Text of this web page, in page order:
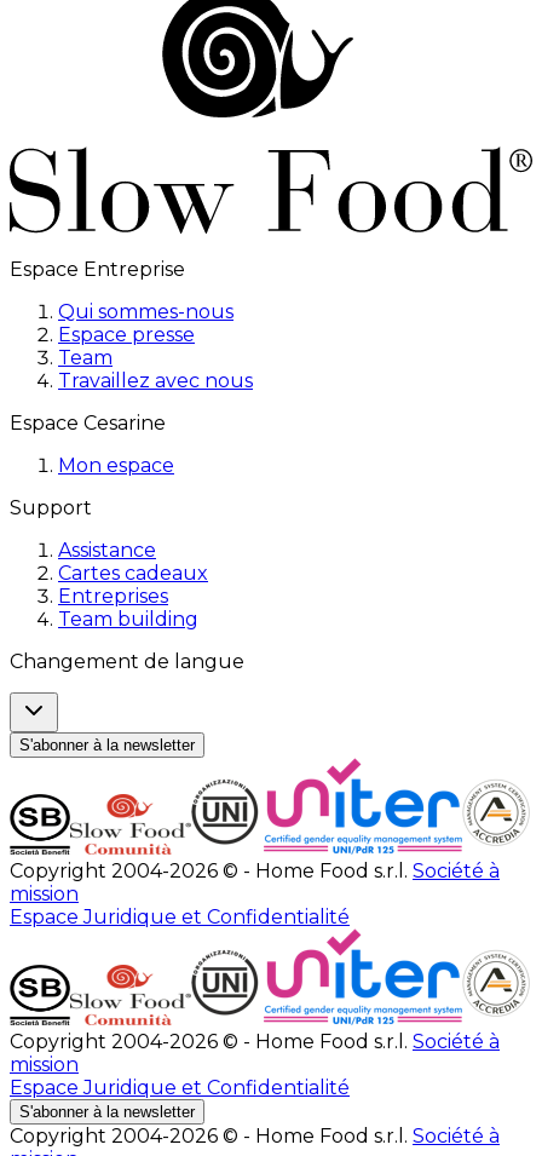
Espace Entreprise
Qui sommes-nous
Espace presse
Team
Travaillez avec nous
Espace Cesarine
Mon espace
Support
Assistance
Cartes cadeaux
Entreprises
Team building
Changement de langue
S'abonner à la newsletter
Copyright 2004-2026 © - Home Food s.r.l. Société à
mission
Espace Juridique et Confidentialité
Copyright 2004-2026 © - Home Food s.r.l. Société à
mission
Espace Juridique et Confidentialité
S'abonner à la newsletter
Copyright 2004-2026 © - Home Food s.r.l. Société à